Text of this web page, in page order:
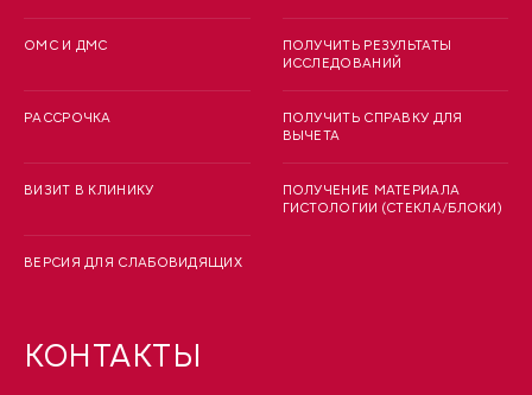
ОМС И ДМС
РАССРОЧКА
ВИЗИТ В КЛИНИКУ
ВЕРСИЯ ДЛЯ СЛАБОВИДЯЩИХ
ПОЛУЧИТЬ РЕЗУЛЬТАТЫ
ИССЛЕДОВАНИЙ
ПОЛУЧИТЬ СПРАВКУ ДЛЯ
ВЫЧЕТА
ПОЛУЧЕНИЕ МАТЕРИАЛА
ГИСТОЛОГИИ (СТЕКЛА/БЛОКИ)
КОНТАКТЫ